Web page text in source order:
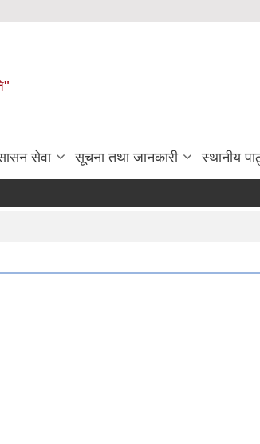
सेवा सूचना तथा जानकारी स्थानीय